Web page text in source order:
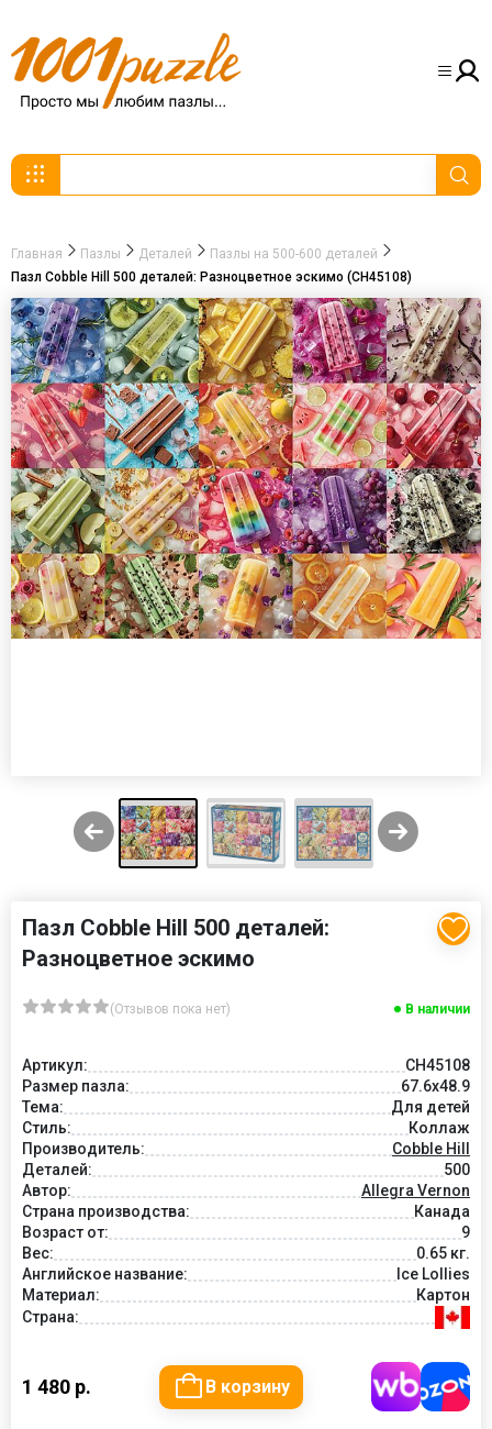
Главная Пазлы Деталей
Пазлы на 500-600 деталей
Пазл Cobble Hill 500 деталей: Разноцветное эскимо (CH45108)
Пазл Cobble Hill 500 деталей:
Разноцветное эскимо
(Отзывов пока нет) В наличии
Артикул:
CH45108
Размер пазла:
67.6x48.9
Тема:
Для детей
Стиль:
Коллаж
Производитель:
Cobble Hill
Деталей:
500
Автор:
Allegra Vernon
Страна производства:
Канада
Возраст от:
9
Вес:
0.65 кг.
Английское название:
Ice Lollies
Материал:
Картон
Страна:
1 480 р. В корзину